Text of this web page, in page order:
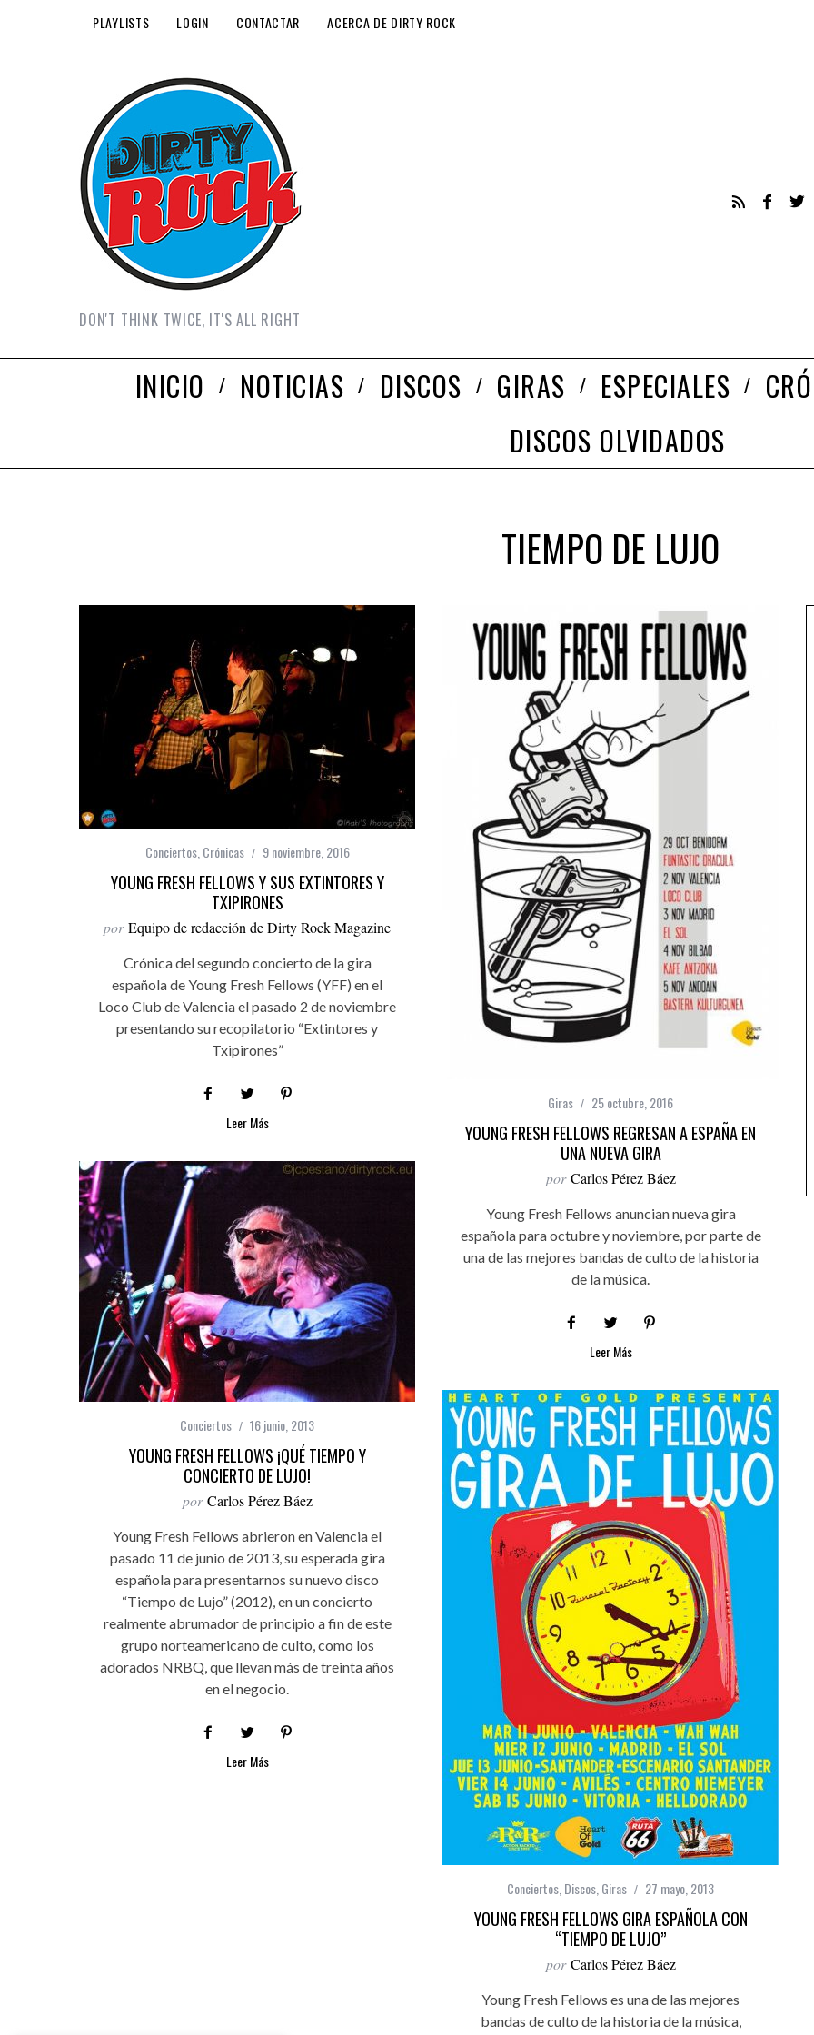
PLAYLISTS LOGIN CONTACTAR ACERCA DE DIRTY ROCK
DON'T THINK TWICE, IT'S ALL RIGHT
INICIO NOTICIAS DISCOS GIRAS ESPECIALES
DISCOS OLVIDADOS
TIEMPO DE LUJO
Conciertos, Crónicas 9 noviembre, 2016
YOUNG FRESH FELLOWS Y SUS EXTINTORES Y
TXIPIRONES
por Equipo de redacción de Dirty Rock Magazine
Crónica del segundo concierto de la gira
española de Young Fresh Fellows (YFF) en el
Loco Club de Valencia el pasado 2 de noviembre
presentando su recopilatorio “Extintores y
Txipirones”
Leer Más
Giras 25 octubre, 2016
YOUNG FRESH FELLOWS REGRESAN A ESPAÑA EN
UNA NUEVA GIRA
por Carlos Pérez Báez
Young Fresh Fellows anuncian nueva gira
española para octubre y noviembre, por parte de
una de las mejores bandas de culto de la historia
de la música.
Leer Más
Conciertos 16 junio, 2013
YOUNG FRESH FELLOWS ¡QUÉ TIEMPO Y
CONCIERTO DE LUJO!
por Carlos Pérez Báez
Young Fresh Fellows abrieron en Valencia el
pasado 11 de junio de 2013, su esperada gira
española para presentarnos su nuevo disco
“Tiempo de Lujo” (2012), en un concierto
realmente abrumador de principio a fin de este
grupo norteamericano de culto, como los
adorados NRBQ, que llevan más de treinta años
en el negocio.
Leer Más
Conciertos Discos Giras 27 mayo, 2013
YOUNG FRESH FELLOWS GIRA ESPAÑOLA CON
“TIEMPO DE LUJO”
por Carlos Pérez Báez
Young Fresh Fellows es una de las mejores
bandas de culto de la historia de la música,